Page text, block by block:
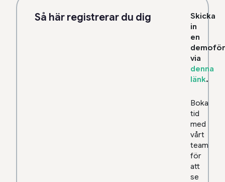
Så här registrerar du dig
Skicka
in
en
via
denna
länk.
Boka
tid
med
vårt
team
för
att
se